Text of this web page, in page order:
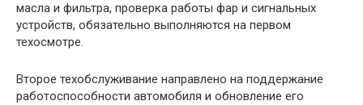
масла и фильтра, проверка работы фар и сигнальных
устройств, обязательно выполняются на первом
техосмотре.
Второе техобслуживание направлено на поддержание
работоспособности автомобиля и обновление его